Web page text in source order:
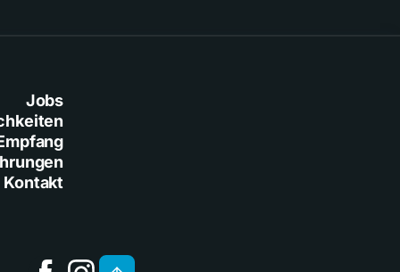
Jobs
Kontakt